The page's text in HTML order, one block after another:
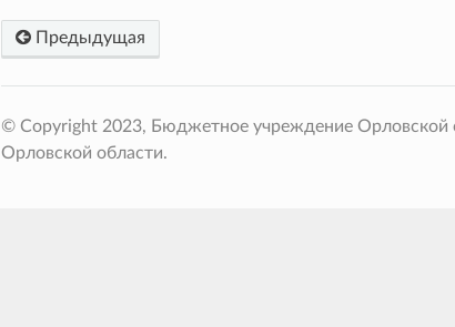
Предыдущая
© Copyright 2023, Бюджетное учреждение Орловской
Орловской области.